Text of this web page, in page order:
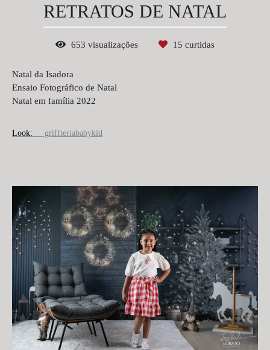
RETRATOS DE NATAL
653 visualizações 15 curtidas
Natal da Isadora
Ensaio Fotográfico de Natal
Natal em família 2022
Look: griffteriababykid